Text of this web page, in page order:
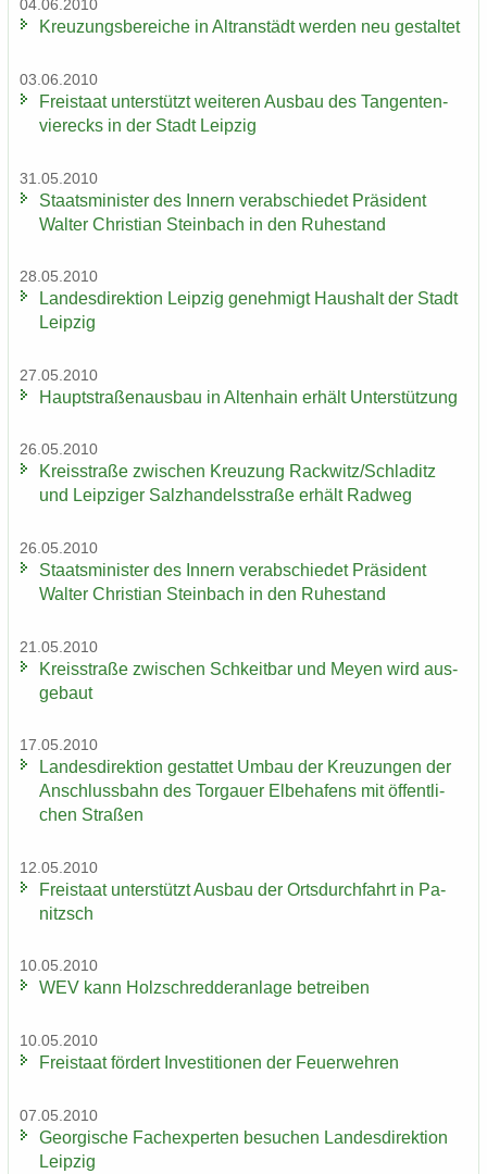
04.06.2010
Kreu­zungs­be­rei­che in Altran­städt wer­den neu ge­stal­tet
03.06.2010
Frei­staat un­ter­stützt wei­te­ren Aus­bau des Tan­gen­ten­
vier­ecks in der Stadt Leip­zig
31.05.2010
Staats­mi­nis­ter des In­nern ver­ab­schie­det Prä­si­dent
Wal­ter Chris­ti­an Stein­bach in den Ru­he­stand
28.05.2010
Lan­des­di­rek­ti­on Leip­zig ge­neh­migt Haus­halt der Stadt
Leip­zig
27.05.2010
Haupt­stra­ßen­aus­bau in Al­ten­hain er­hält Un­ter­stüt­zung
26.05.2010
Kreis­stra­ße zwi­schen Kreu­zung Rack­witz/Schla­ditz
und Leip­zi­ger Salz­han­dels­stra­ße er­hält Rad­weg
26.05.2010
Staats­mi­nis­ter des In­nern ver­ab­schie­det Prä­si­dent
Wal­ter Chris­ti­an Stein­bach in den Ru­he­stand
21.05.2010
Kreis­stra­ße zwi­schen Schkeit­bar und Meyen wird aus­
ge­baut
17.05.2010
Lan­des­di­rek­ti­on ge­stat­tet Umbau der Kreu­zun­gen der
An­schluss­bahn des Tor­gau­er El­be­ha­fens mit öf­fent­li­
chen Stra­ßen
12.05.2010
Frei­staat un­ter­stützt Aus­bau der Orts­durch­fahrt in Pa­
nitzsch
10.05.2010
WEV kann Holz­schred­de­r­an­la­ge be­trei­ben
10.05.2010
Frei­staat för­dert In­ves­ti­tio­nen der Feu­er­weh­ren
07.05.2010
Ge­or­gi­sche Fach­ex­per­ten be­su­chen Lan­des­di­rek­ti­on
Leip­zig